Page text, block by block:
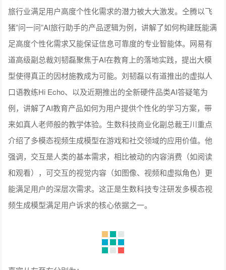
开放生产体系品控，顺应传播进化，注重用户共创。此次分享
将揭秘“爆款内容的底层逻辑：柠萌影视的IP创造方法论”。
昆仑万维以原创校园模拟手游《猫森学园》为案例，分享了出
海内容向游戏的打造路径。由于开放世界与AI陪伴需求井喷，
昆仑万维提出“人设-对话-记忆-日程-自主行为”五维AI框架，把
NPC升级为数字生命体：大模型驱动个性、记忆、日程与行
为，结合自研Mind蓝图工具实现O(1)性能，支持海量NPC实时
互动。同时，UGC建造系统让玩家在游玩中创造捷径、载具飞
跃、恶作剧等玩法，共建繁荣世界。整套自研方案降低了开放
世界开发门槛，为内容向出海产品提供了可复用的“AI UGC”范
式。
昆仑万维集团高级副总裁 黄新颖